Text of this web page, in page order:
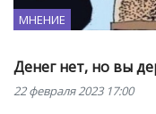
МНЕНИЕ
Денег нет, но вы
22 февраля 2023 17:00